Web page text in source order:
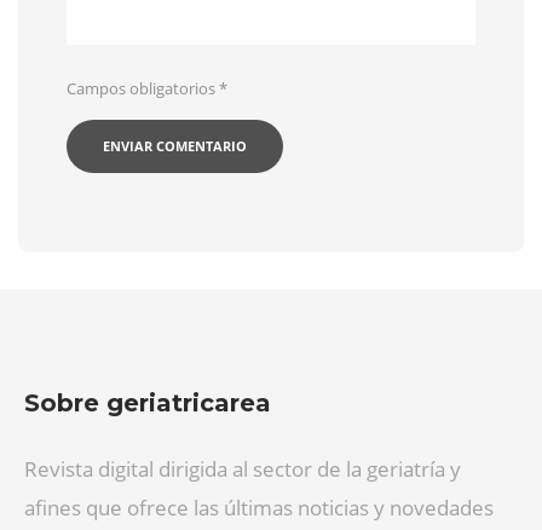
Campos obligatorios*
Sobre geriatricarea
Revista digital dirigida al sector de la geriatría y
afines que ofrece las últimas noticias y novedades